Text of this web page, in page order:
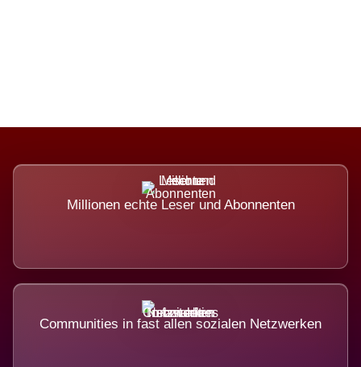
Millionen echte Leser und Abonnenten
Communities in fast allen sozialen Netzwerken